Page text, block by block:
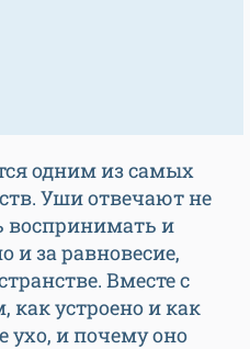
одним из самых
Уши отвечают не
воспринимать и
и за равновесие,
Вместе с
как устроено и как
ухо, и почему оно